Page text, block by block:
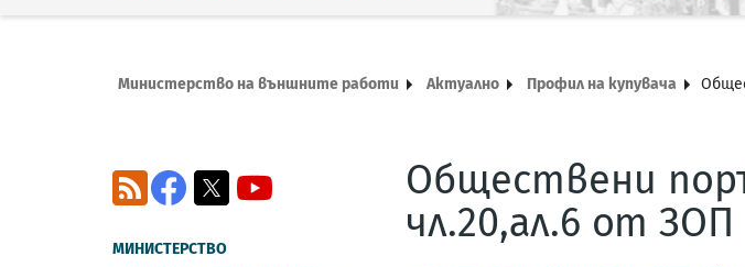
Министерство на външните работи Актуално Профил на купувача
Facebook
X
RSS
МИНИСТЕРСТВО
Обществени
чл.20,ал.6 от ЗОП